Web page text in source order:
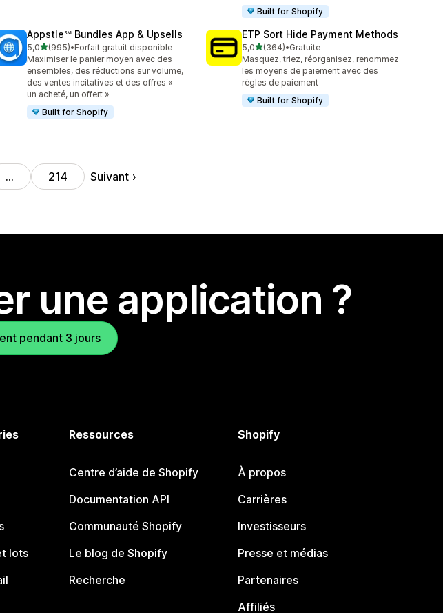
Built for Shopify
Appstle℠ Bundles App & Upsells
5,0étoile(s) sur 5
(995)
995 avis au total
•Forfait gratuit disponible
Maximiser le panier moyen avec des
ensembles, des réductions sur volume,
des ventes incitatives et des offres «
un acheté, un offert »
Built for Shopify
ETP Sort Hide Payment Methods
5,0étoile(s) sur 5
(364)
364 avis au total
•Gratuite
Masquez, triez, réorganisez, renommez
les moyens de paiement avec des
règles de paiement
Built for Shopify
… 214 Suivant
une application ?
pendant 3 jours
lots
Ressources
Centre d’aide de Shopify
Documentation API
Communauté Shopify
Le blog de Shopify
Recherche
Shopify
À propos
Carrières
Investisseurs
Presse et médias
Partenaires
Affiliés